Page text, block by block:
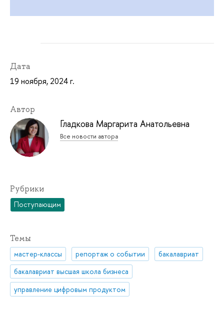
Дата
19 ноября, 2024 г.
Автор
Гладкова Маргарита Анатольевна
Все новости автора
Рубрики
Поступающим
Темы
мастер-классы репортаж о событии
бакалавриат
бакалавриат высшая школа бизнеса
управление цифровым продуктом